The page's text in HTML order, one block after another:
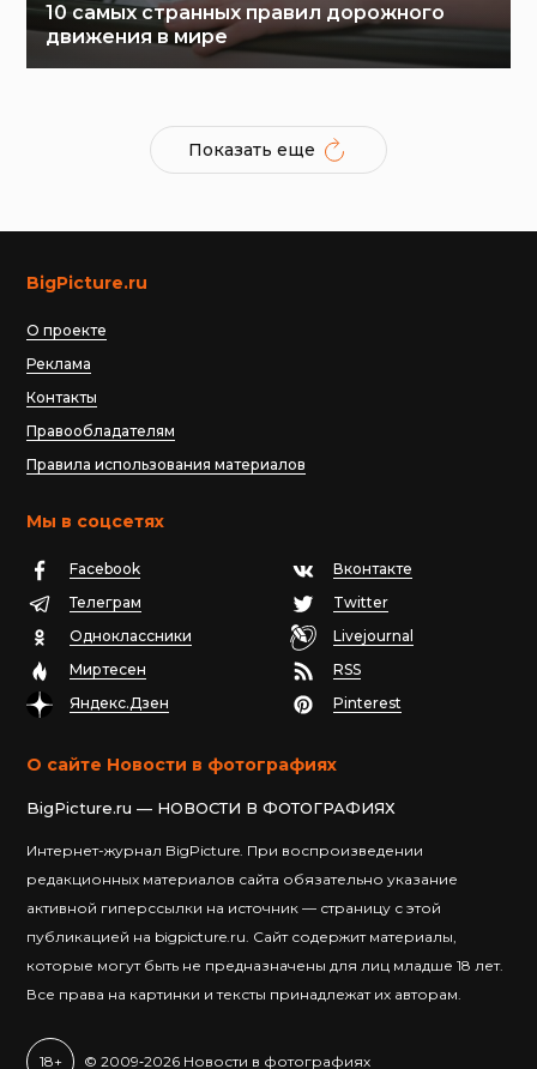
10 самых странных правил дорожного
движения в мире
Показать еще
BigPicture.ru
О проекте
Реклама
Контакты
Правообладателям
Правила использования материалов
Мы в соцсетях
Facebook
Вконтакте
Телеграм
Twitter
Одноклассники
Livejournal
Миртесен
RSS
Яндекс.Дзен
Pinterest
О сайте Новости в фотографиях
BigPicture.ru — НОВОСТИ В ФОТОГРАФИЯХ
Интернет-журнал BigPicture. При воспроизведении
редакционных материалов сайта обязательно указание
активной гиперссылки на источник — страницу с этой
публикацией на bigpicture.ru. Сайт содержит материалы,
которые могут быть не предназначены для лиц младше 18 лет.
Все права на картинки и тексты принадлежат их авторам.
18+ © 2009‐2026 Новости в фотографиях